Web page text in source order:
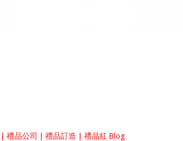
| 禮品公司 | 禮品訂造 | 禮品紅 Blog